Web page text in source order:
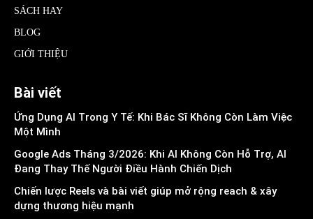
SÁCH HAY
BLOG
GIỚI THIỆU
Bài viết
Ứng Dụng AI Trong Y Tế: Khi Bác Sĩ Không Còn Làm Việc
Một Mình
Google Ads Tháng 3/2026: Khi AI Không Còn Hỗ Trợ, AI
Đang Thay Thế Người Điều Hành Chiến Dịch
Chiến lược Reels và bài viết giúp mở rộng reach & xây
dựng thương hiệu mạnh